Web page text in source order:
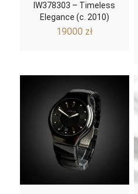
IW378303 – Timeless
Elegance (c. 2010)
19000 zł